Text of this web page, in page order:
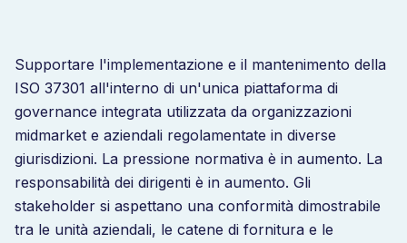
Supportare l'implementazione e il mantenimento della
ISO 37301 all'interno di un'unica piattaforma di
governance integrata utilizzata da organizzazioni
midmarket e aziendali regolamentate in diverse
giurisdizioni. La pressione normativa è in aumento. La
responsabilità dei dirigenti è in aumento. Gli
stakeholder si aspettano una conformità dimostrabile
tra le unità aziendali, le catene di fornitura e le